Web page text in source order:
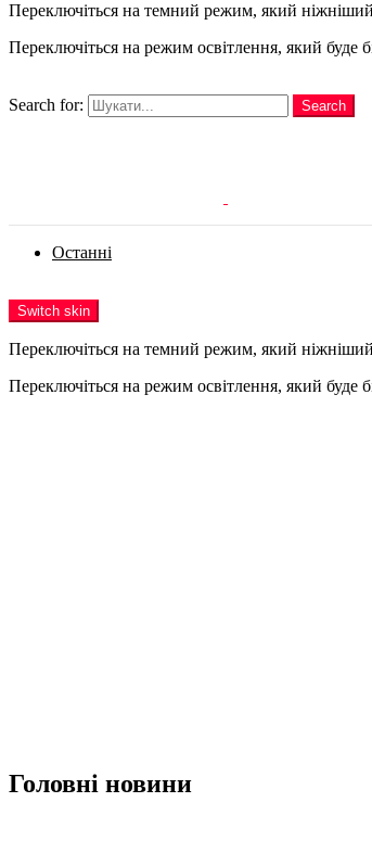
Переключіться на темний режим, який
Переключіться на режим освітлення, який
Search for:
Search
Останні
Switch skin
Переключіться на темний режим, який
Переключіться на режим освітлення, який
Головні новини